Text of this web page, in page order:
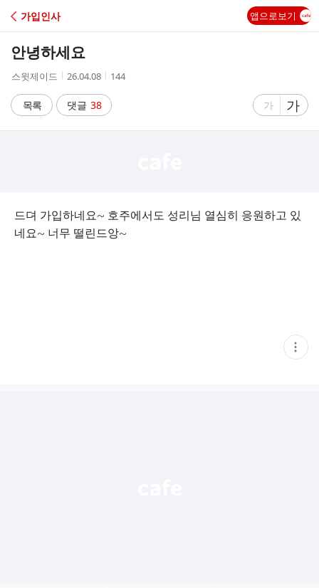
C
A
가입인사 앱으로보기
안녕하세요
작
자
스윗제이드
작
시
간
26.04.08
조
수
144
목록 댓글 38
글
게
가
글
자
게
가
드뎌 가입하네요~ 호주에서도 성리님 열심히 응원하고 있
네요~ 너무 떨린드앙~
현
재